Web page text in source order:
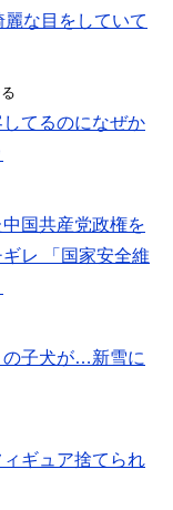
な目をしていて
してるのになぜか
国共産党政権を
レ 「国家安全維
の子犬が…新雪に
ギュア捨てられ